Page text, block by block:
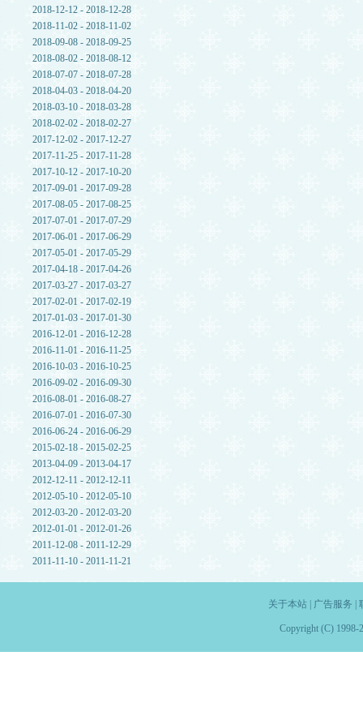
2018-12-12 - 2018-12-28
2018-11-02 - 2018-11-02
2018-09-08 - 2018-09-25
2018-08-02 - 2018-08-12
2018-07-07 - 2018-07-28
2018-04-03 - 2018-04-20
2018-03-10 - 2018-03-28
2018-02-02 - 2018-02-27
2017-12-02 - 2017-12-27
2017-11-25 - 2017-11-28
2017-10-12 - 2017-10-20
2017-09-01 - 2017-09-28
2017-08-05 - 2017-08-25
2017-07-01 - 2017-07-29
2017-06-01 - 2017-06-29
2017-05-01 - 2017-05-29
2017-04-18 - 2017-04-26
2017-03-27 - 2017-03-27
2017-02-01 - 2017-02-19
2017-01-03 - 2017-01-30
2016-12-01 - 2016-12-28
2016-11-01 - 2016-11-25
2016-10-03 - 2016-10-25
2016-09-02 - 2016-09-30
2016-08-01 - 2016-08-27
2016-07-01 - 2016-07-30
2016-06-24 - 2016-06-29
2015-02-18 - 2015-02-25
2013-04-09 - 2013-04-17
2012-12-11 - 2012-12-11
2012-05-10 - 2012-05-10
2012-03-20 - 2012-03-20
2012-01-01 - 2012-01-26
2011-12-08 - 2011-12-29
2011-11-10 - 2011-11-21
关于本站| 广告服务
Copyright (C) 1998-